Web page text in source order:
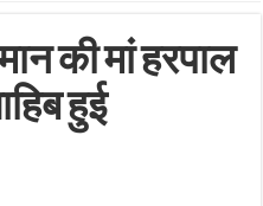
की मां हरपाल
हुई